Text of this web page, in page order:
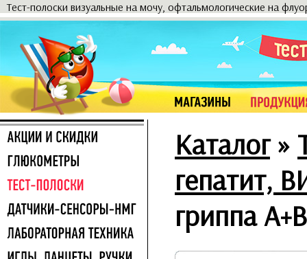
Тест-полоски визуальные на мочу, офтальмологические на
Каталог»
гепатит,
гриппа